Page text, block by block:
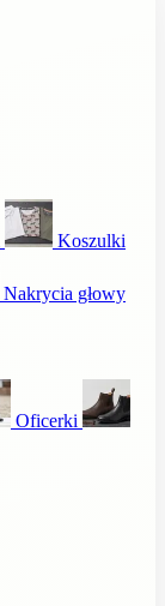
Koszulki
Nakrycia głowy
Oficerki